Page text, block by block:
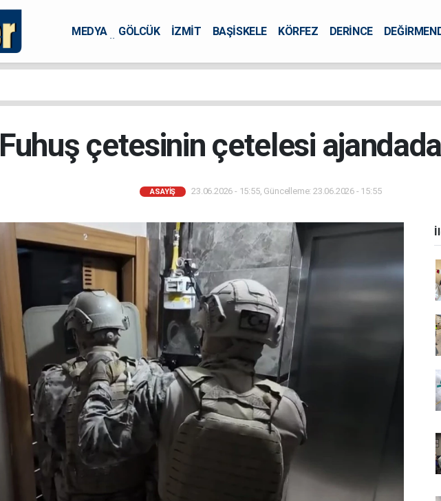
MEDYA GÖLCÜK İZMİT BAŞİSKELE KÖRFEZ DERİNCE
Fuhuş çetesinin çetelesi
ASAYİŞ 23.06.2026 - 15:55, Güncelleme: 23.06.2026 - 15:55